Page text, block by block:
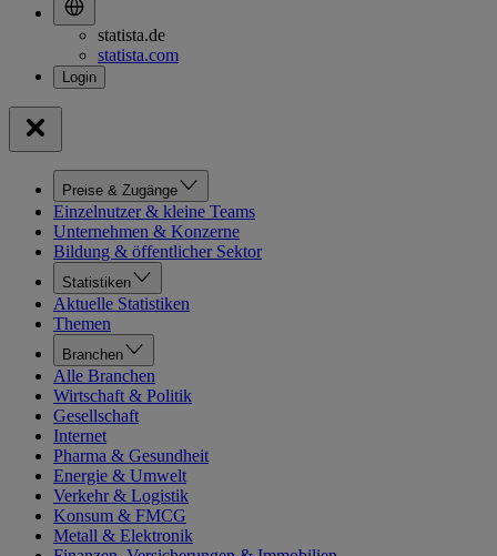
statista.de
statista.com
Preise & Zugänge
Einzelnutzer & kleine Teams
Unternehmen & Konzerne
Bildung & öffentlicher Sektor
Statistiken
Aktuelle Statistiken
Themen
Branchen
Alle Branchen
Wirtschaft & Politik
Gesellschaft
Internet
Pharma & Gesundheit
Energie & Umwelt
Verkehr & Logistik
Konsum & FMCG
Metall & Elektronik